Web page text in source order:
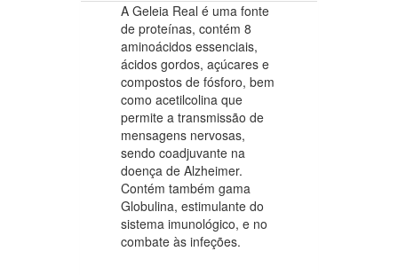
A Geleia Real é uma fonte
de proteínas, contém 8
aminoácidos essenciais,
ácidos gordos, açúcares e
compostos de fósforo, bem
como acetilcolina que
permite a transmissão de
mensagens nervosas,
sendo coadjuvante na
doença de Alzheimer.
Contém também gama
Globulina, estimulante do
sistema imunológico, e no
combate às infeções.